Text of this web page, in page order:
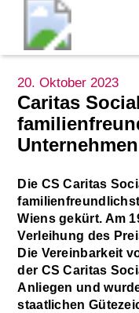
20. Oktober 2023
Caritas
Die CS Caritas
Wiens gekürt. Am
Verleihung des
Die Vereinbarkeit
der CS Caritas
Anliegen und
staatlichen